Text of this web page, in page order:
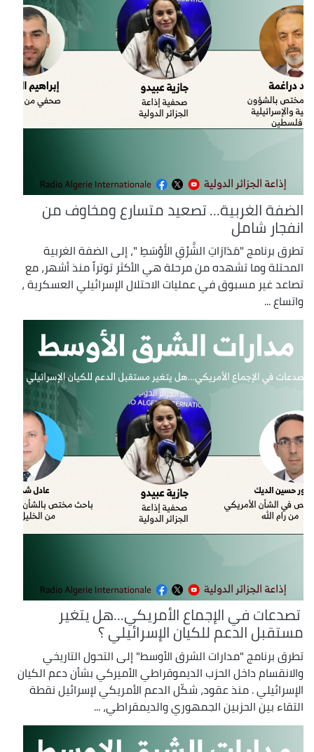
الضفة الغربية... تصعيد متسارع ومخاوف من
انفجار شامل
تطرق برنامج "مَدَارَاتِ الشَّرْقِ الأَوْسَطِ "، إلى الضفة الغربية
المحتلة وما تشهده من مرحلة هي الأكثر توتراً منذ أشهر، مع
تصاعد غير مسبوق في عمليات الاحتلال الإسرائيلي العسكرية ،
واتساع ...
تصدعات في الإجماع الأمريكي...هل يتغير
مستقبل الدعم للكيان الإسرائيلي ؟
تطرق برنامج "مدارات الشرق الأوسط" إلى التحول التاريخي
والانقسام داخل الحزب الديموقراطي الأميركي بشأن دعم الكيان
الإسرائيلي . منذ عقود، شكّل الدعم الأمريكي لإسرائيل نقطة
التقاء بين الحزبين الجمهوري والديمقراطي، ...